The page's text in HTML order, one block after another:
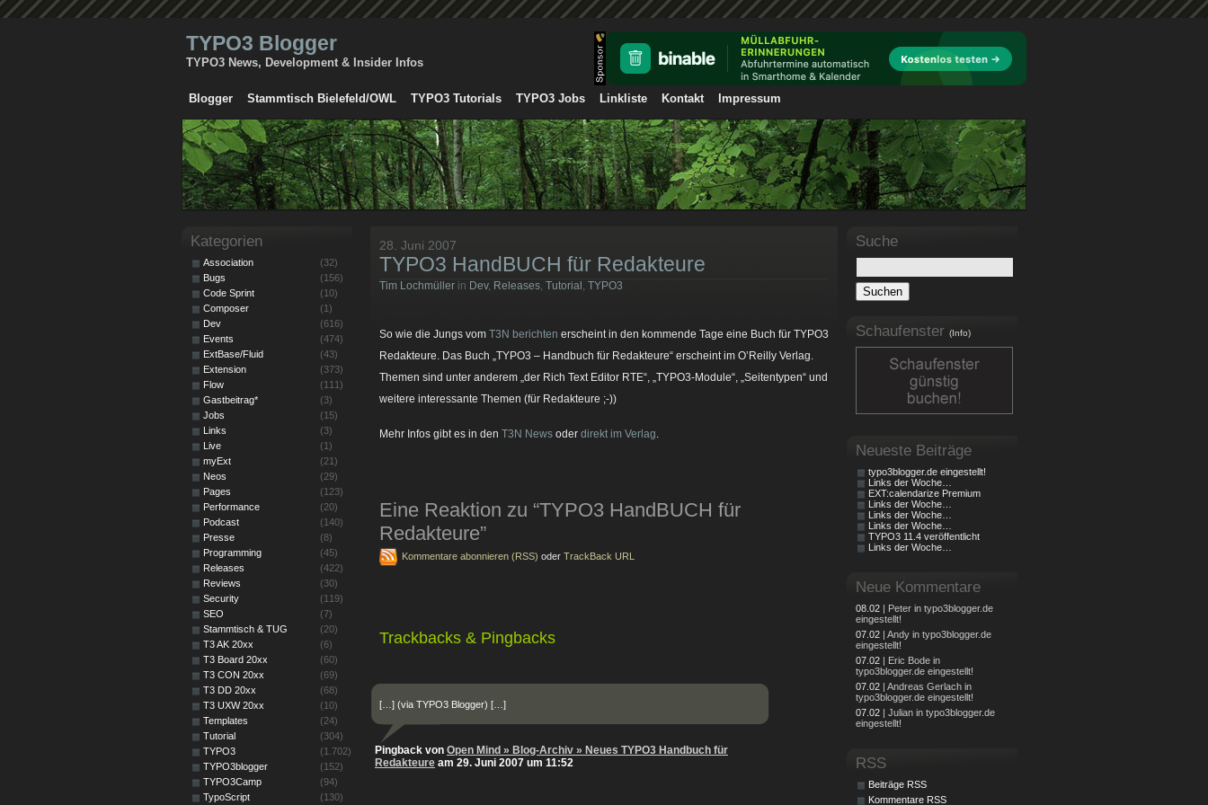
TYPO3 Blogger
TYPO3 News, Development & Insider Infos
Blogger Stammtisch Bielefeld/OWL TYPO3 Tutorials TYPO3 Jobs Linkliste Kontakt Impressum
28. Juni 2007
TYPO3 HandBUCH für Redakteure
Tim Lochmüller in Dev, Releases, Tutorial , TYPO3
So wie die Jungs vom T3N berichten erscheint in den kommende Tage eine Buch für TYPO3
Redakteure. Das Buch „TYPO3 – Handbuch für Redakteure“ erscheint im O’Reilly Verlag.
Themen sind unter anderem „der Rich Text Editor RTE“, „TYPO3-Module“, „Seitentypen“ und
weitere interessante Themen (für Redakteure ;-))
Mehr Infos gibt es in den T3N News oder direkt im Verlag.
Eine Reaktion zu “TYPO3 HandBUCH für
Redakteure”
Kommentare abonnieren (RSS) oder TrackBack URL
Trackbacks & Pingbacks
[…] (via TYPO3 Blogger) […]
Pingback von Open Mind » Blog-Archiv » Neues TYPO3 Handbuch für
Redakteure am 29. Juni 2007 um 11:52
Suche
Schaufenster (Info)
Neueste Beiträge
typo3blogger.de eingestellt!
Links der Woche…
EXT:calendarize Premium
Links der Woche…
Links der Woche…
Links der Woche…
TYPO3 11.4 veröffentlicht
Links der Woche…
Neue Kommentare
08.02 | Peter in typo3blogger.de
eingestellt!
07.02 | Andy in typo3blogger.de
eingestellt!
07.02 | Eric Bode in
typo3blogger.de eingestellt!
07.02 | Andreas Gerlach in
typo3blogger.de eingestellt!
07.02 | Julian in typo3blogger.de
eingestellt!
RSS
Beiträge RSS
Kommentare RSS
Kategorien
Association
(32)
Bugs
(156)
Code Sprint
(10)
Composer
(1)
Dev
(616)
Events
(474)
ExtBase/Fluid
(43)
Extension
(373)
Flow
(111)
Gastbeitrag*
(3)
Jobs
(15)
Links
(3)
Live
(1)
myExt
(21)
Neos
(29)
Pages
(123)
Performance
(20)
Podcast
(140)
Presse
(8)
Programming
(45)
Releases
(422)
Reviews
(30)
Security
(119)
SEO
(7)
Stammtisch & TUG
(20)
T3 AK 20xx
(6)
T3 Board 20xx
(60)
T3 CON 20xx
(69)
T3 DD 20xx
(68)
T3 UXW 20xx
(10)
Templates
(24)
Tutorial
(304)
TYPO3
(1.702)
TYPO3blogger
(152)
TYPO3Camp
(94)
TypoScript
(130)